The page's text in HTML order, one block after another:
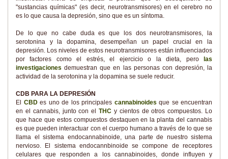
"sustancias químicas" (es decir, neurotransmisores) en el cerebro no
es lo que causa la depresión, sino que es un síntoma.
De lo que no cabe duda es que los dos neurotransmisores, la
serotonina y la dopamina, desempeñan un papel crucial en la
depresión. Los niveles de estos neurotransmisores están influenciados
por factores como el estrés, el ejercicio o la dieta, pero
las
investigacionesdemuestran que en las personas con depresión, la
actividad de la serotonina y la dopamina se suele reducir.
CDB PARA LA DEPRESIÓN
El CBDes uno de los principales cannabinoides que se encuentran
en el cannabis, junto con el THC y cientos de otros compuestos. Lo
que hace que estos compuestos destaquen en la planta del cannabis
es que pueden interactuar con el cuerpo humano a través de lo que se
llama el sistema endocannabinoide, una parte de nuestro sistema
nervioso. El sistema endocannbinoide se compone de receptores
celulares que responden a los cannabinoides, donde influyen y